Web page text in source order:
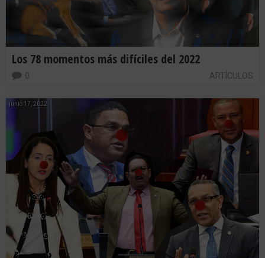
Los 78 momentos más difíciles del 2022
ARTÍCULOS
0
junio 17, 2022